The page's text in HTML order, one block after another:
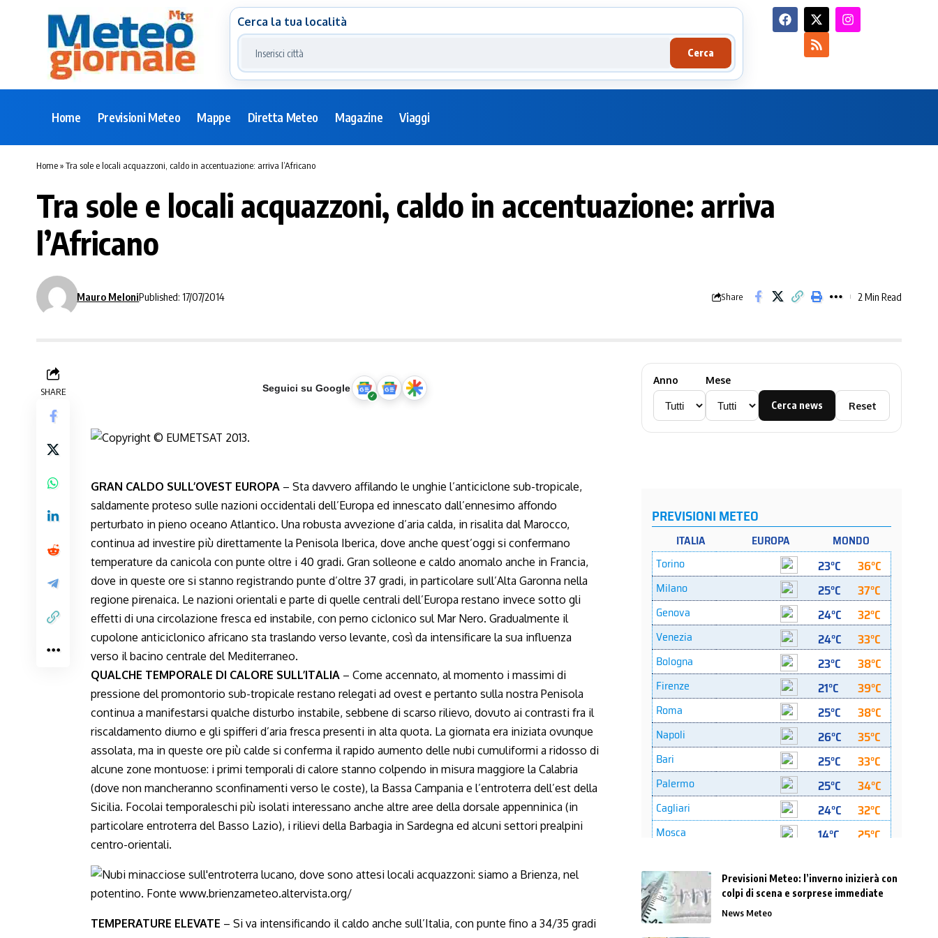
Cerca la tua località
Cerca
Home Previsioni Meteo Mappe Diretta Meteo Magazine Viaggi
Home»Tra sole e locali acquazzoni, caldo in accentuazione: arriva l’Africano
Tra sole e locali acquazzoni, caldo in accentuazione: arriva
l’Africano
Mauro MeloniPublished: 17/07/2014 Share 2 Min Read
SHARE Seguici su Google
GRAN CALDO SULL’OVEST EUROPA – Sta davvero affilando le unghie l’anticiclone sub-tropicale,
saldamente proteso sulle nazioni occidentali dell’Europa ed innescato dall’ennesimo affondo
perturbato in pieno oceano Atlantico. Una robusta avvezione d’aria calda, in risalita dal Marocco,
continua ad investire più direttamente la Penisola Iberica, dove anche quest’oggi si confermano
temperature da canicola con punte oltre i 40 gradi. Gran solleone e caldo anomalo anche in Francia,
dove in queste ore si stanno registrando punte d’oltre 37 gradi, in particolare sull’Alta Garonna nella
regione pirenaica. Le nazioni orientali e parte di quelle centrali dell’Europa restano invece sotto gli
effetti di una circolazione fresca ed instabile, con perno ciclonico sul Mar Nero. Gradualmente il
cupolone anticiclonico africano sta traslando verso levante, così da intensificare la sua influenza
verso il bacino centrale del Mediterraneo.
QUALCHE TEMPORALE DI CALORE SULL’ITALIA – Come accennato, al momento i massimi di
pressione del promontorio sub-tropicale restano relegati ad ovest e pertanto sulla nostra Penisola
continua a manifestarsi qualche disturbo instabile, sebbene di scarso rilievo, dovuto ai contrasti fra il
riscaldamento diurno e gli spifferi d’aria fresca presenti in alta quota. La giornata era iniziata ovunque
assolata, ma in queste ore più calde si conferma il rapido aumento delle nubi cumuliformi a ridosso di
alcune zone montuose: i primi temporali di calore stanno colpendo in misura maggiore la Calabria
(dove non mancheranno sconfinamenti verso le coste), la Bassa Campania e l’entroterra dell’est della
Sicilia. Focolai temporaleschi più isolati interessano anche altre aree della dorsale appenninica (in
particolare entroterra del Basso Lazio), i rilievi della Barbagia in Sardegna ed alcuni settori prealpini
centro-orientali.
TEMPERATURE ELEVATE – Si va intensificando il caldo anche sull’Italia, con punte fino a 34/35 gradi
Anno Mese
Cerca news Reset
Previsioni Meteo: l’inverno inizierà con
colpi di scena e sorprese immediate
News Meteo